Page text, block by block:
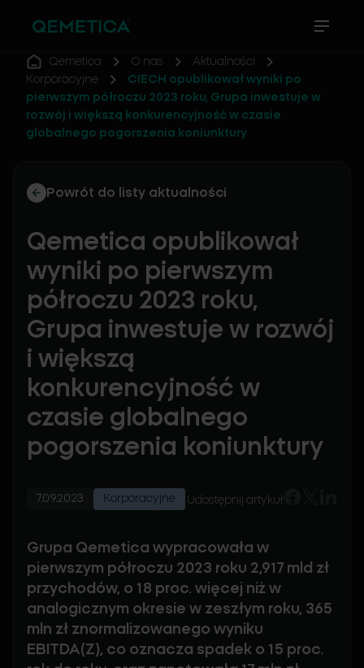
Qemetica O nas
Aktualności
Korporacyjne
CIECH opublikował wyniki po
pierwszym półroczu 2023 roku, Grupa inwestuje w
rozwój i większą konkurencyjność w czasie
globalnego pogorszenia koniunktury
Powrót do listy aktualności
Qemetica opublikował
wyniki po pierwszym
półroczu 2023 roku,
Grupa inwestuje w rozwój
i większą
konkurencyjność w
czasie globalnego
pogorszenia koniunktury
7.09.2023 Korporacyjne Udostępnij artykuł:
Grupa Qemetica wypracowała w
pierwszym półroczu 2023 roku 2,917 mld zł
przychodów, o 18 proc. więcej niż w
analogicznym okresie w zeszłym roku, 365
mln zł znormalizowanego wyniku
EBITDA(Z), co oznacza spadek o 15 proc.